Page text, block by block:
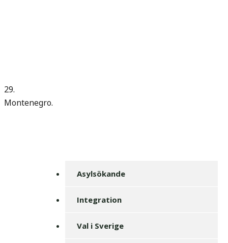
29.
Montenegro.
Asylsökande
Integration
Val i Sverige